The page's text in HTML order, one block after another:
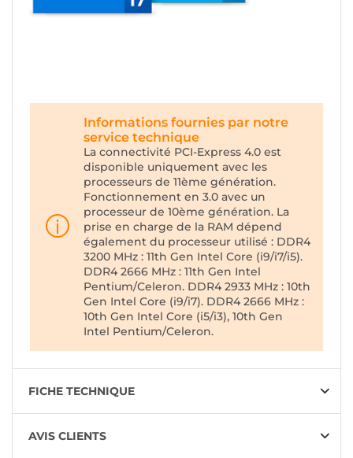
Informations fournies par notre
service technique
La connectivité PCI-Express 4.0 est
disponible uniquement avec les
processeurs de 11ème génération.
Fonctionnement en 3.0 avec un
processeur de 10ème génération. La
prise en charge de la RAM dépend
également du processeur utilisé : DDR4
3200 MHz : 11th Gen Intel Core (i9/i7/i5).
DDR4 2666 MHz : 11th Gen Intel
Pentium/Celeron. DDR4 2933 MHz : 10th
Gen Intel Core (i9/i7). DDR4 2666 MHz :
10th Gen Intel Core (i5/i3), 10th Gen
Intel Pentium/Celeron.
FICHE TECHNIQUE
AVIS CLIENTS